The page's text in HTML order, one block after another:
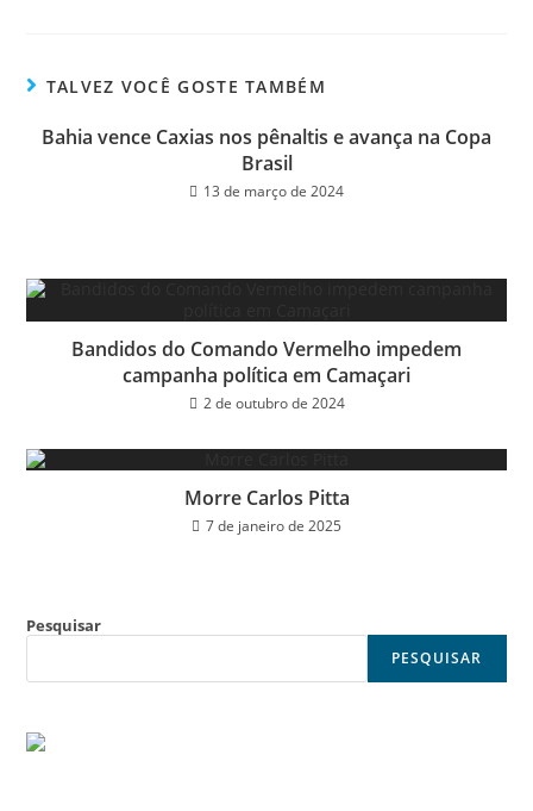
ok er
TALVEZ VOCÊ GOSTE TAMBÉM
Bahia vence Caxias nos pênaltis e avança na Copa
Brasil
13 de março de 2024
Bandidos do Comando Vermelho impedem
campanha política em Camaçari
2 de outubro de 2024
Morre Carlos Pitta
7 de janeiro de 2025
Pesquisar
PESQUISAR